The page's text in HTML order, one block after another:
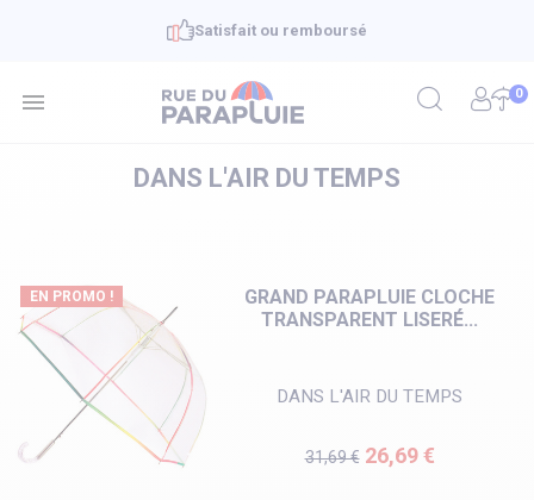
Satisfait ou remboursé
 0
DANS L'AIR DU TEMPS
GRAND PARAPLUIE CLOCHE
TRANSPARENT LISERÉ...
DANS L'AIR DU TEMPS
Prix de base
31,69 € Prix
26,69 €
EN PROMO !